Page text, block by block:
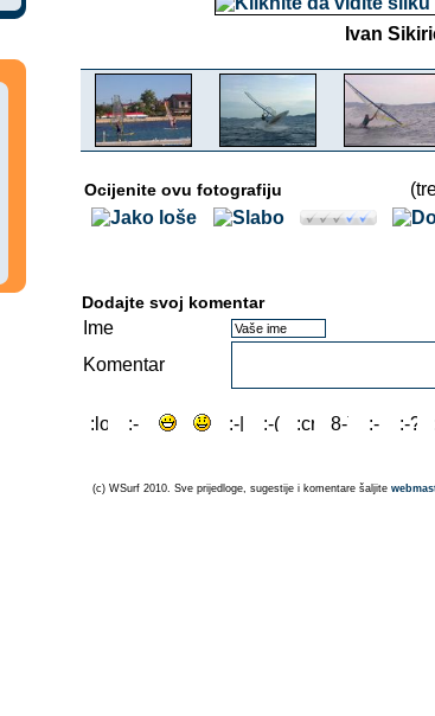
Ivan
Ocijenite ovu fotografiju
Dodajte svoj komentar
Ime
Komentar
(c) WSurf 2010. Sve prijedloge, sugestije i komentare šaljite